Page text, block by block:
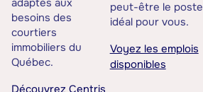
adaptés aux
besoins des
courtiers
immobiliers du
Québec.
peut-être le poste
idéal pour vous.
Voyez les emplois
disponibles